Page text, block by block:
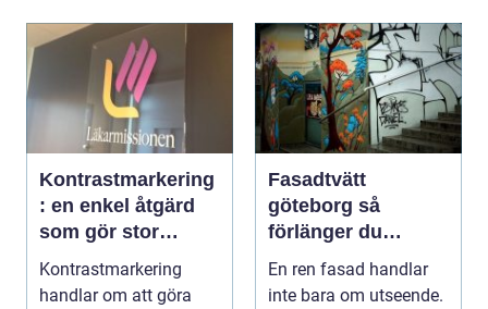
Kontrastmarkering
: en enkel åtgärd
som gör stor
skillnad
Kontrastmarkering
handlar om att göra
Fasadtvätt
göteborg så
förlänger du
fasadens livslängd
En ren fasad handlar
inte bara om utseende.